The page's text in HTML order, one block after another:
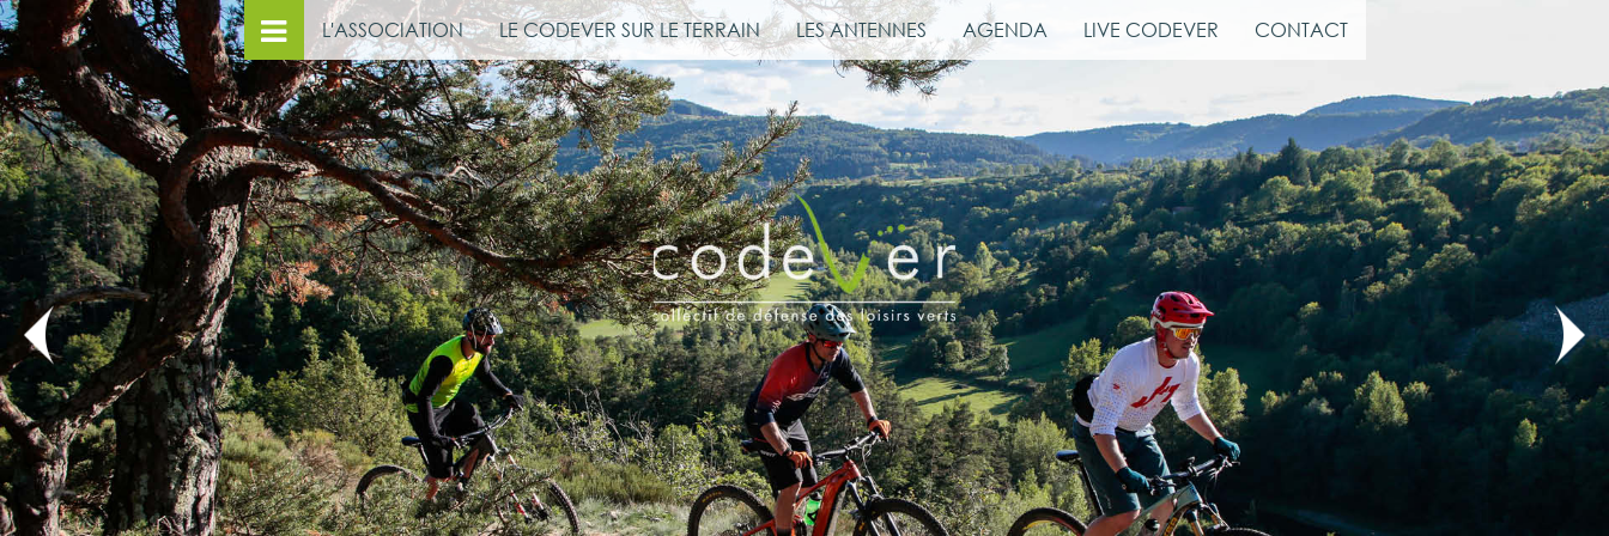
L'ASSOCIATION LE CODEVER SUR LE TERRAIN LES ANTENNES AGENDA LIVE CODEVER CONTACT